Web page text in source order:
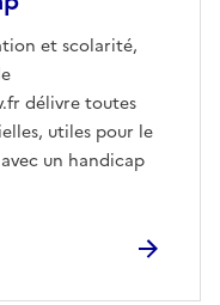
et scolarité,
délivre toutes
utiles pour le
un handicap